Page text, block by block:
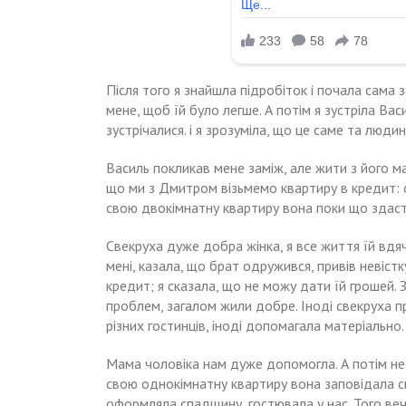
Після того я знайшла підробіток і почала
мене, щоб їй було легше. А потім я зустріла
зустрічалися. і я зрозуміла, що це саме та
Василь покликав мене заміж, але жити з його
що ми з Дмитром візьмемо квартиру в кредит:
свою двокімнатну квартиру вона поки що
Свекруха дуже добра жінка, я все життя їй
мені, казала, що брат одружився, привів
кредит; я сказала, що не можу дати їй
проблем, загалом жили добре. Іноді свекруха
різних гостинців, іноді допомагала матеріально.
Мама чоловіка нам дуже допомогла. А потім
свою однокімнатну квартиру вона заповідала